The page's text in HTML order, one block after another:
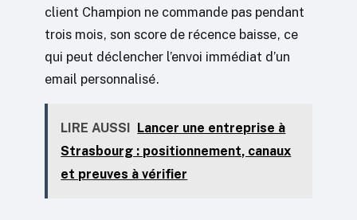
client Champion ne commande pas pendant
trois mois, son score de récence baisse, ce
qui peut déclencher l’envoi immédiat d’un
email personnalisé.
LIRE AUSSI Lancer une entreprise à
Strasbourg : positionnement, canaux
et preuves à vérifier